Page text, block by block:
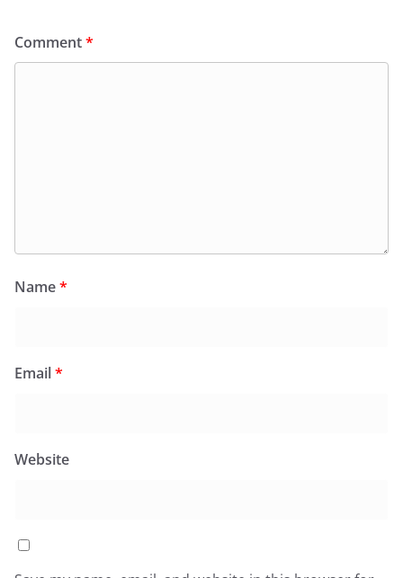
Comment*
Name*
Email*
Website